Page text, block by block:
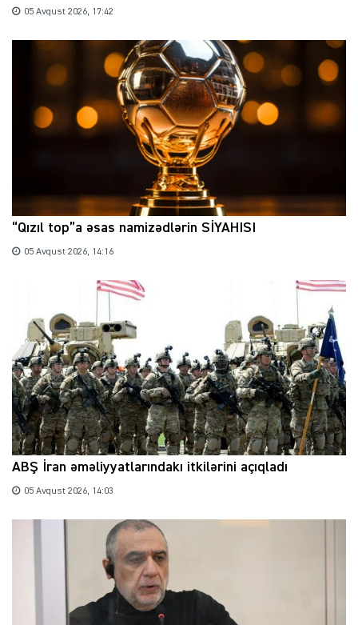
05 Avqust 2026, 17:42
“Qızıl top”a əsas namizədlərin SİYAHISI
05 Avqust 2026, 14:16
ABŞ İran əməliyyatlarındakı itkilərini açıqladı
05 Avqust 2026, 14:03